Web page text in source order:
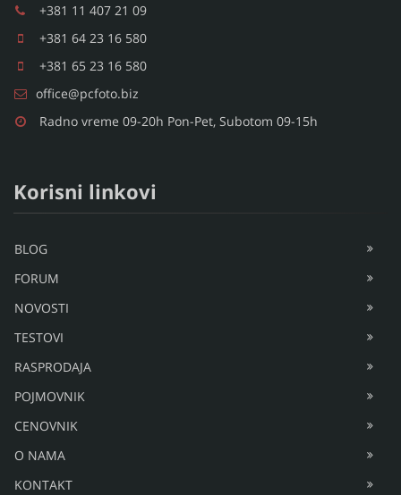
+381 11 407 21 09
+381 64 23 16 580
+381 65 23 16 580
office@pcfoto.biz
Radno vreme 09-20h Pon-Pet, Subotom 09-15h
Korisni linkovi
BLOG
FORUM
NOVOSTI
TESTOVI
RASPRODAJA
POJMOVNIK
CENOVNIK
O NAMA
KONTAKT